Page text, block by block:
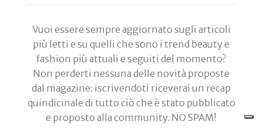
Vuoi essere sempre aggiornato sugli articoli
più letti e su quelli che sono i trend beauty e
fashion più attuali e seguiti del momento?
Non perderti nessuna delle novità proposte
dal magazine: iscrivendoti riceverai un recap
quindicinale di tutto ciò che è stato pubblicato
e proposto alla community. NO SPAM!